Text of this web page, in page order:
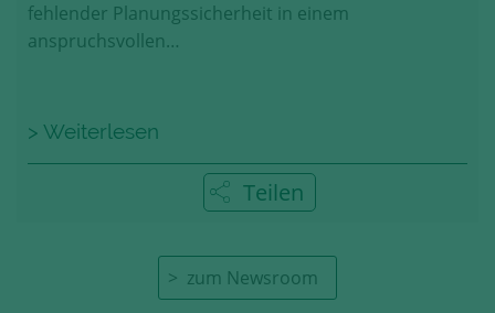
fehlender Planungssicherheit in einem
anspruchsvollen…
> Weiterlesen
Teilen
zum Newsroom